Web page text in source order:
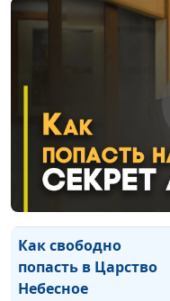
Реально ли стать
совершенным?
деваться от суеты
Знал или верил Иисус,
что Он Сын Божий?
Всегда ли исцеление
от Бога?
Как свободно
попасть в Царство
Небесное